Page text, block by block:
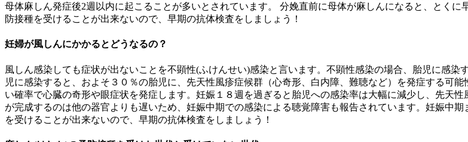
母体麻しん発症後2週以内に起こることが多いとされています。 分娩直前に母体が麻しんになると、とく
防接種を受けることが出来ないので、早期の抗体検査をしましょう！
妊婦が風しんにかかるとどうなるの？
風しん感染しても症状が出ないことを不顕性(ふけんせい)感染と言います。不顕性感染の場合、胎児に感
児に感染すると、およそ３０％の胎児に、先天性風疹症候群（心奇形、白内障、難聴など）を発症する可
い確率で心臓の奇形や眼症状を発症します。妊娠１８週を過ぎると胎児への感染率は大幅に減少し、先天
が完成するのは他の器官よりも遅いため、妊娠中期での感染による聴覚障害も報告されています。妊娠中
を受けることが出来ないので、早期の抗体検査をしましょう！